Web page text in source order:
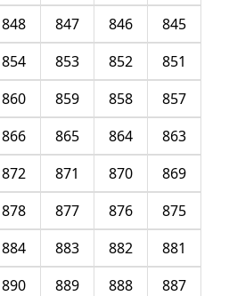
845
846
847
848
851
852
853
854
857
858
859
860
863
864
865
866
869
870
871
872
875
876
877
878
881
882
883
884
887
888
889
890